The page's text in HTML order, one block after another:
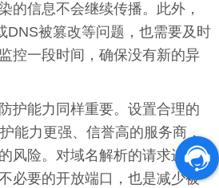
的信息不会继续传播。此外，
DNS被篡改等问题，也需要及时
控一段时间，确保没有新的异
护能力同样重要。设置合理的
能力更强、信誉高的服务商，
风险。对域名解析的请求进行
必要的开放端口，也是减少被